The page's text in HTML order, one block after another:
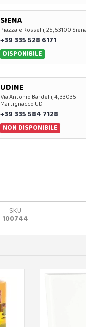
SIENA
Piazzale Rosselli, 25, 53100
+39 335 528 6171
DISPONIBILE
UDINE
Via Antonio Bardelli, 4, 33035
Martignacco UD
+39 335 584 7128
NON DISPONIBILE
SKU
100744